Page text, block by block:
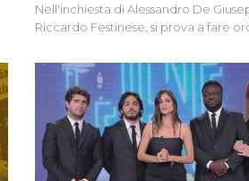
Nell'inchiesta di Alessandro De
Riccardo Festinese, si prova a fare
continuano a emergere attorno a
vicende giudiziarie più discusse degli
anni. Lo speciale ricostruisce la
mettendo in fila testimonianze,
controversi e i protagonisti di
sembra non avere fine.